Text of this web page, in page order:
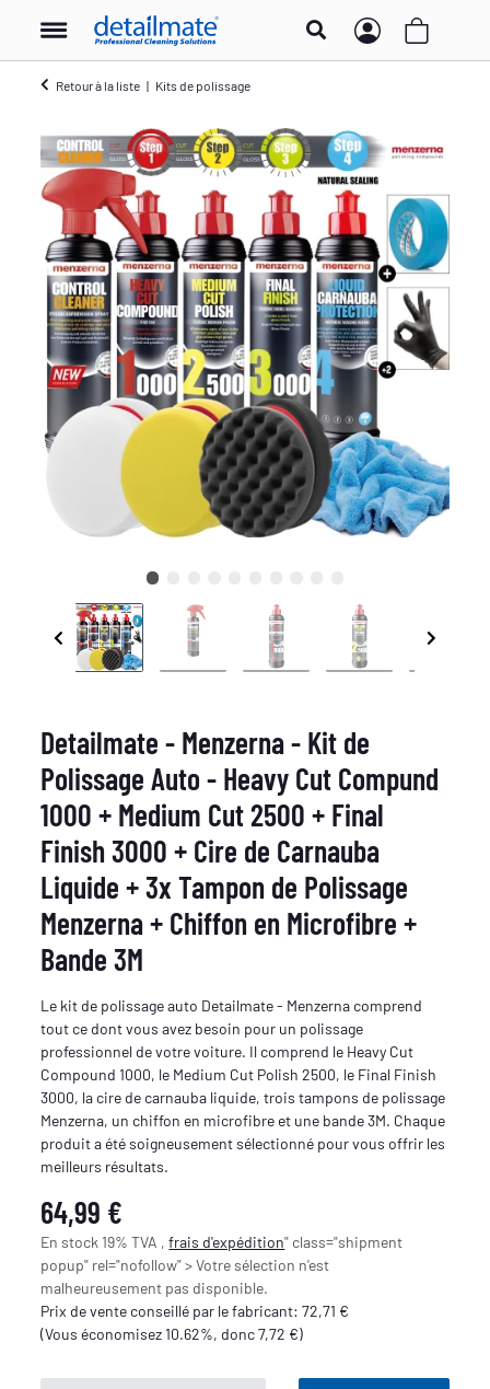
Retour à la liste Kits de polissage
Detailmate - Menzerna - Kit de
Polissage Auto - Heavy Cut Compund
1000 + Medium Cut 2500 + Final
Finish 3000 + Cire de Carnauba
Liquide + 3x Tampon de Polissage
Menzerna + Chiffon en Microfibre +
Bande 3M
Le kit de polissage auto Detailmate - Menzerna comprend
tout ce dont vous avez besoin pour un polissage
professionnel de votre voiture. Il comprend le Heavy Cut
Compound 1000, le Medium Cut Polish 2500, le Final Finish
3000, la cire de carnauba liquide, trois tampons de polissage
Menzerna, un chiffon en microfibre et une bande 3M. Chaque
produit a été soigneusement sélectionné pour vous offrir les
meilleurs résultats.
64,99 €
En stock 19% TVA ,frais d'expédition" class="shipment
popup" rel="nofollow" > Votre sélection n'est
malheureusement pas disponible.
Prix de vente conseillé par le fabricant:72,71 €
(Vous économisez10.62%, donc7,72 €)